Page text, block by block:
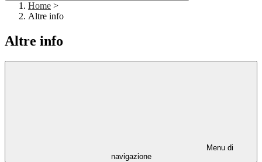
Home >
Altre info
Altre info
Menu di
navigazione